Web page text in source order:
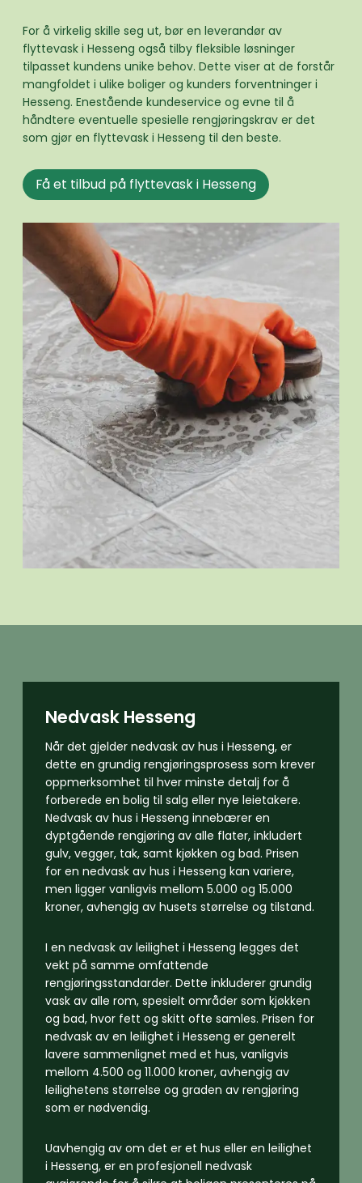
For å virkelig skille seg ut, bør en leverandør av
flyttevask i Hesseng også tilby fleksible løsninger
tilpasset kundens unike behov. Dette viser at de forstår
mangfoldet i ulike boliger og kunders forventninger i
Hesseng. Enestående kundeservice og evne til å
håndtere eventuelle spesielle rengjøringskrav er det
som gjør en flyttevask i Hesseng til den beste.
Få et tilbud på flyttevask i Hesseng
Nedvask Hesseng
Når det gjelder nedvask av hus i Hesseng, er
dette en grundig rengjøringsprosess som krever
oppmerksomhet til hver minste detalj for å
forberede en bolig til salg eller nye leietakere.
Nedvask av hus i Hesseng innebærer en
dyptgående rengjøring av alle flater, inkludert
gulv, vegger, tak, samt kjøkken og bad. Prisen
for en nedvask av hus i Hesseng kan variere,
men ligger vanligvis mellom 5.000 og 15.000
kroner, avhengig av husets størrelse og tilstand.
I en nedvask av leilighet i Hesseng legges det
vekt på samme omfattende
rengjøringsstandarder. Dette inkluderer grundig
vask av alle rom, spesielt områder som kjøkken
og bad, hvor fett og skitt ofte samles. Prisen for
nedvask av en leilighet i Hesseng er generelt
lavere sammenlignet med et hus, vanligvis
mellom 4.500 og 11.000 kroner, avhengig av
leilighetens størrelse og graden av rengjøring
som er nødvendig.
Uavhengig av om det er et hus eller en leilighet
i Hesseng, er en profesjonell nedvask